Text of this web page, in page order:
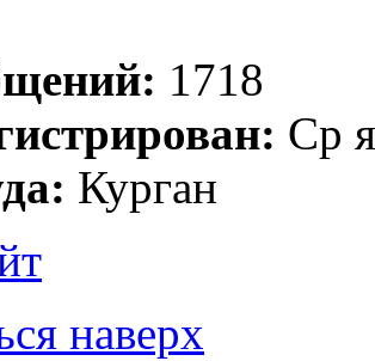
1718
Ср
Курган
наверх